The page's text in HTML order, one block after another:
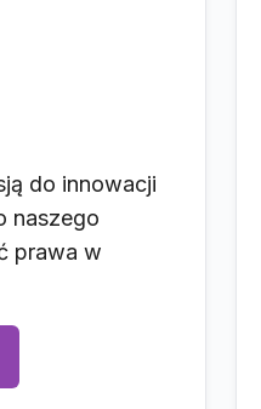
do innowacji
naszego
prawa w